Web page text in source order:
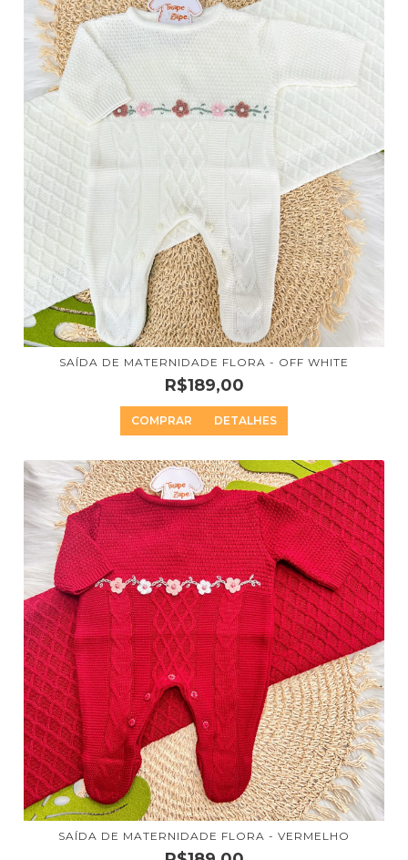
SAÍDA DE MATERNIDADE FLORA - OFF WHITE
R$189,00
COMPRAR DETALHES
SAÍDA DE MATERNIDADE FLORA - VERMELHO